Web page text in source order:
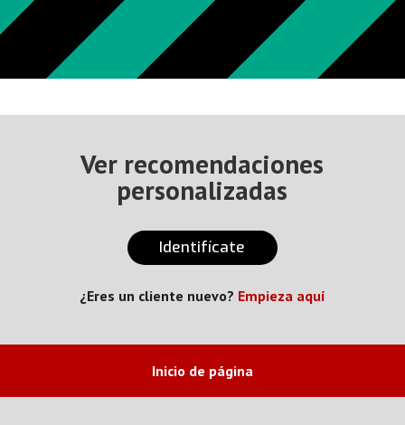
Ver recomendaciones
personalizadas
Identifícate
¿Eres un cliente nuevo? Empieza aquí
Inicio de página